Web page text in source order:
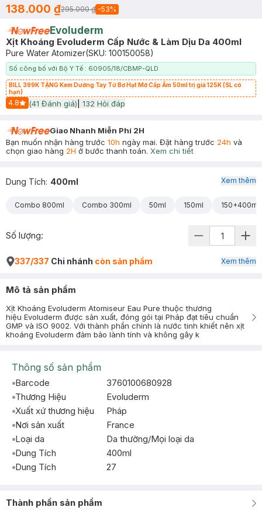
138.000 ₫295.000 ₫ -53%
Evoluderm
Xịt Khoáng Evoluderm Cấp Nước & Làm Dịu Da 400ml
Pure Water Atomizer(SKU: 100150058)
Số công bố với Bộ Y Tế : 60905/18/CBMP-QLD
BILL 399K TẶNG Kem Dưỡng Tay Từ Bơ Hạt Mỡ Cấp Ẩm 50ml trị giá 125K (SL có
hạn)
4.8
Start Icon
(41 Đánh giá) 132 Hỏi đáp
Giao Nhanh Miễn Phí 2H
Bạn muốn nhận hàng trước 10h ngày mai. Đặt hàng trước 24h và
chọn giao hàng 2H ở bước thanh toán. Xem chi tiết
Dung Tích: 400ml
Combo 800ml Combo 300ml 50ml 150ml 150+400ml
Xem thêm
Số lượng:
337/337 Chi nhánh còn sản phẩm Xem thêm
Mô tả sản phẩm
Xịt Khoáng Evoluderm Atomiseur Eau Pure thuộc thương
hiệu Evoluderm được sản xuất, đóng gói tại Pháp đạt tiêu chuẩn
GMP và ISO 9002. Với thành phần chính là nước tinh khiết nên xịt
khoáng Evoluderm đảm bảo lành tính và không gây k
Thông số sản phẩm
Barcode
3760100680928
Thương Hiệu
Evoluderm
Xuất xứ thương hiệu
Pháp
Nơi sản xuất
France
Loại da
Da thường/Mọi loại da
Dung Tích
400ml
Dung Tích
27
Thành phần sản phẩm